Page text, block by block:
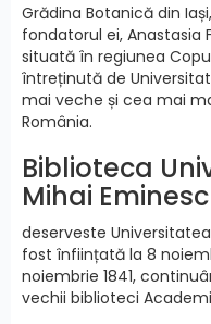
Grădina Botanică din
fondatorul ei, Anastasia
situată în regiunea
întreținută de
mai veche și cea mai
România.
Biblioteca
Mihai
deserveste
fost înființată la 8
noiembrie 1841,
vechii biblioteci